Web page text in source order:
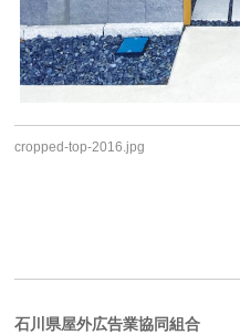
cropped-top-2016.jpg
石川県屋外広告業協同組合